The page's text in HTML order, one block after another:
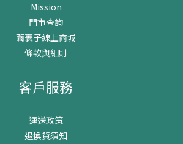
Mission
門市查詢
繭裹子線上商城
條款與細則
客戶服務
運送政策
退換貨須知